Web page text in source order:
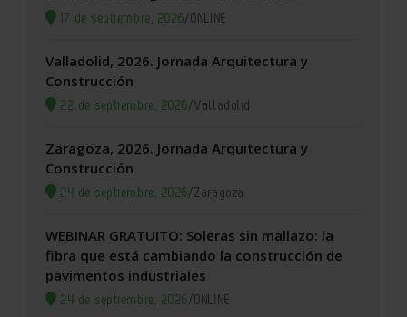
17 de septiembre, 2026/ONLINE
Valladolid, 2026. Jornada Arquitectura y
Construcción
22 de septiembre, 2026/Valladolid
Zaragoza, 2026. Jornada Arquitectura y
Construcción
24 de septiembre, 2026/Zaragoza
WEBINAR GRATUITO: Soleras sin mallazo: la
fibra que está cambiando la construcción de
pavimentos industriales
24 de septiembre, 2026/ONLINE